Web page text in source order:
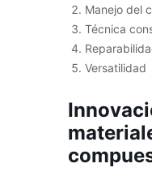
Manejo del
Técnica
Versatilidad